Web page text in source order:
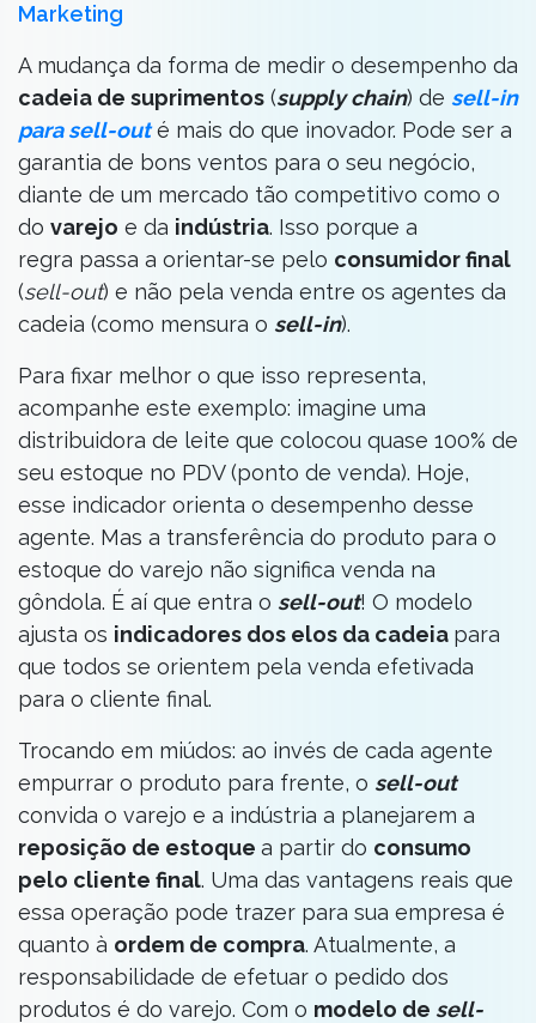
Marketing
A mudança da forma de medir o desempenho da
cadeia de suprimentos (supply chain) de sell-in
para sell-outé mais do que inovador. Pode ser a
garantia de bons ventos para o seu negócio,
diante de um mercado tão competitivo como o
do varejo e da indústria. Isso porque a
regra passa a orientar-se pelo consumidor final
(sell-out) e não pela venda entre os agentes da
cadeia (como mensura o sell-in).
Para fixar melhor o que isso representa,
acompanhe este exemplo: imagine uma
distribuidora de leite que colocou quase 100% de
seu estoque no PDV (ponto de venda). Hoje,
esse indicador orienta o desempenho desse
agente. Mas a transferência do produto para o
estoque do varejo não significa venda na
gôndola. É aí que entra o sell-out! O modelo
ajusta os indicadores dos elos da cadeia para
que todos se orientem pela venda efetivada
para o cliente final.
Trocando em miúdos: ao invés de cada agente
empurrar o produto para frente, o sell-out
convida o varejo e a indústria a planejarem a
reposição de estoque a partir do consumo
pelo cliente final. Uma das vantagens reais que
essa operação pode trazer para sua empresa é
quanto à ordem de compra. Atualmente, a
responsabilidade de efetuar o pedido dos
produtos é do varejo. Com o modelo de sell-